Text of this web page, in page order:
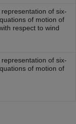
of six-
of motion of
respect to wind
of six-
of motion of